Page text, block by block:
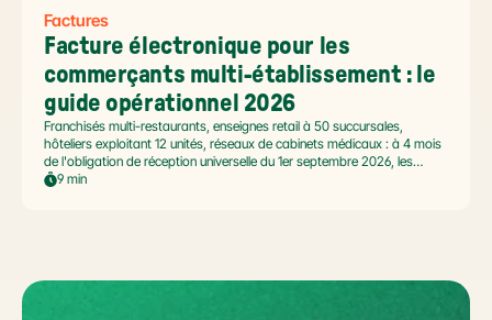
Factures
Facture électronique pour les
commerçants multi-établissement : le
guide opérationnel 2026
Franchisés multi-restaurants, enseignes retail à 50 succursales,
hôteliers exploitant 12 unités, réseaux de cabinets médicaux : à 4 mois
de l'obligation de réception universelle du 1er septembre 2026, les
commerçants multi-établissement ont un défi spécifique. Ce guide
9 min